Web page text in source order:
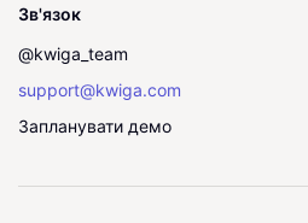
Зв'язок
@kwiga_team
support@kwiga.com
Запланувати демо